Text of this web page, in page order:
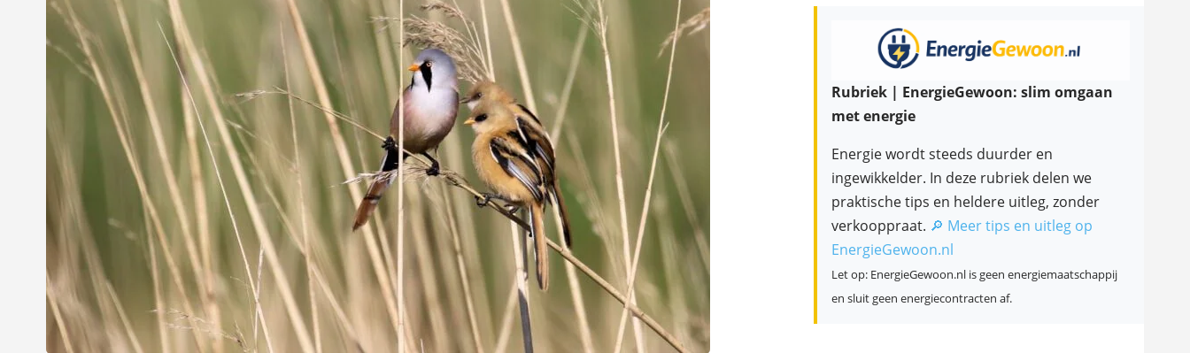
Rubriek | EnergieGewoon: slim omgaan
met energie
Energie wordt steeds duurder en
ingewikkelder. In deze rubriek delen we
praktische tips en heldere uitleg, zonder
verkooppraat. 🔎 Meer tips en uitleg op
EnergieGewoon.nl
Let op: EnergieGewoon.nl is geen energiemaatschappij
en sluit geen energiecontracten af.